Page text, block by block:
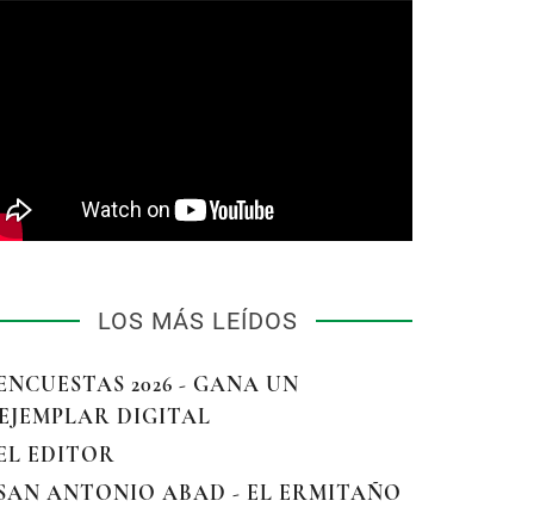
LOS MÁS LEÍDOS
2026 - GANA UN
DIGITAL
EDITOR
ANTONIO ABAD - EL ERMITAÑO